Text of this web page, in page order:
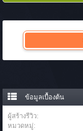
ข้อมูลเบื้องต้น
ผู้สร้างรีวิว:
หมวดหมู่: